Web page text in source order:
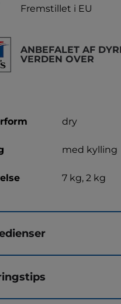
Fremstillet i EU
ANBEFALET AF
VERDEN OVER
dry
med kylling
7 kg, 2 kg